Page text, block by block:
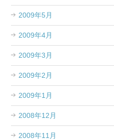
2009年5月
2009年4月
2009年3月
2009年2月
2009年1月
2008年12月
2008年11月